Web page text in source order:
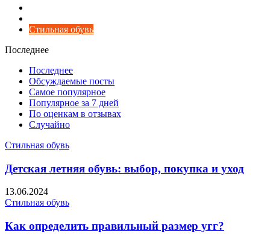
Стильная обувь
Последнее
Последнее
Обсуждаемые посты
Самое популярное
Популярное за 7 дней
По оценкам в отзывах
Случайно
Стильная обувь
Детская летняя обувь: выбор, покупка и уход
13.06.2024
Стильная обувь
Как определить правильный размер угг?